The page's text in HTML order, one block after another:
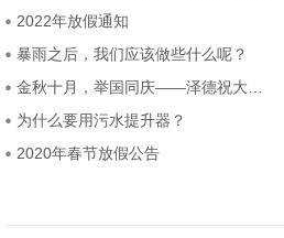
2022年放假通知
暴雨之后，我们应该做些什么呢？
金秋十月，举国同庆——泽德祝大家2020年中秋国庆节快乐
为什么要用污水提升器？
2020年春节放假公告